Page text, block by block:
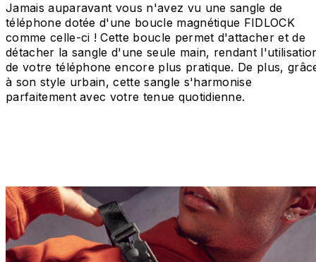
Jamais auparavant vous n'avez vu une sangle de
téléphone dotée d'une boucle magnétique FIDLOCK
comme celle-ci ! Cette boucle permet d'attacher et de
détacher la sangle d'une seule main, rendant
de votre téléphone encore plus pratique. De plus,
à son style urbain, cette sangle s'harmonise
parfaitement avec votre tenue quotidienne.